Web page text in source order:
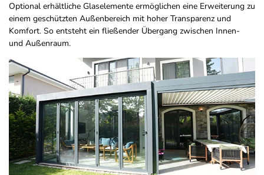
Optional erhältliche Glaselemente ermöglichen eine Erweiterung zu
einem geschützten Außenbereich mit hoher Transparenz und
Komfort. So entsteht ein fließender Übergang zwischen Innen-
und Außenraum.